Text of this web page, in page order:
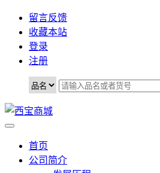
留言反馈
收藏本站
登录
注册
首页
公司简介